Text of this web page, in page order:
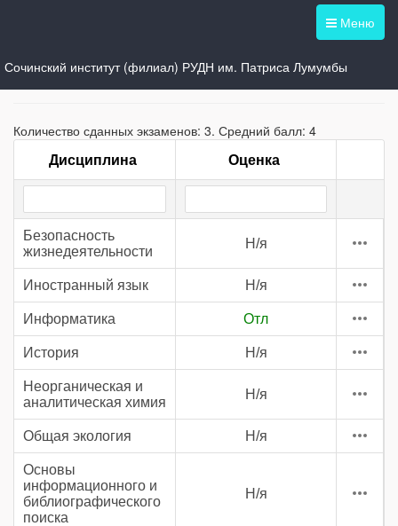
Меню
Сочинский институт (филиал) РУДН им. Патриса Лумумбы
Зачетная книжка -
Количество сданных экзаменов: 3. Средний балл: 4
Дисциплина Оценка
Безопасность
жизнедеятельности
Н/я
Иностранный язык Н/я
Информатика Отл
История Н/я
Неорганическая и
аналитическая химия
Н/я
Общая экология Н/я
Основы
информационного и
библиографического
поиска
Н/я